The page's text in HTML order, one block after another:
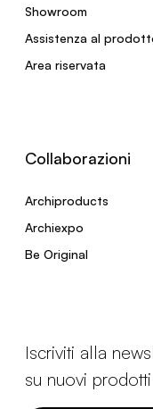
Showroom
Assistenza al
Area riservata
Collaborazioni
Archiproducts
Archiexpo
Be Original
Iscriviti alla
su nuovi